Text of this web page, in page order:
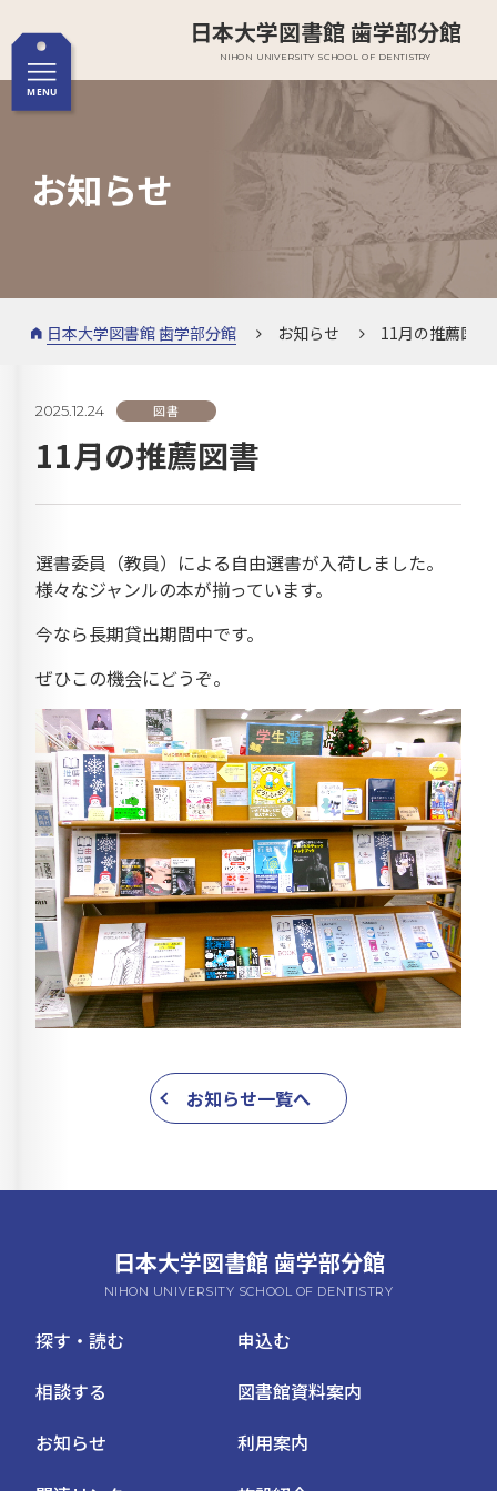
日本大学図書館 歯学部分館
NIHON UNIVERSITY SCHOOL OF DENTISTRY
お知らせ
日本大学図書館 歯学部分館 お知らせ 11月の推薦図書
2025.12.24 図書
11月の推薦図書
選書委員（教員）による自由選書が入荷しました。
様々なジャンルの本が揃っています。
今なら長期貸出期間中です。
ぜひこの機会にどうぞ。
お知らせ一覧へ
日本大学図書館 歯学部分館
NIHON UNIVERSITY SCHOOL OF DENTISTRY
探す・読む
申込む
相談する
図書館資料案内
お知らせ
利用案内